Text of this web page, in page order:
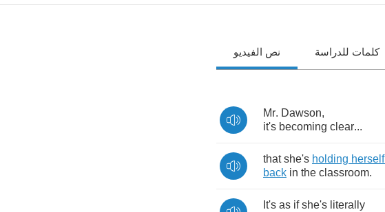
نص الفيديو كلمات للدراسة
Mr. Dawson,
it's becoming clear...
that she's holding herself
back in the classroom.
It's as if she's literally